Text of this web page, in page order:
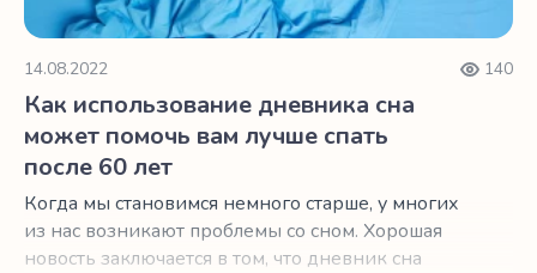
14.08.2022 140
Как использование дневника сна
может помочь вам лучше спать
после 60 лет
Когда мы становимся немного старше, у многих
из нас возникают проблемы со сном. Хорошая
новость заключается в том, что дневник сна